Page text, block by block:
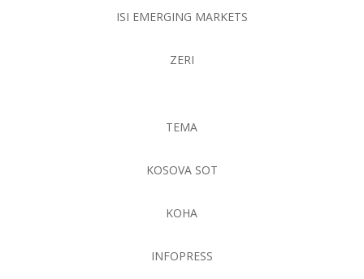
ISI EMERGING MARKETS
ZERI
TEMA
KOSOVA SOT
KOHA
INFOPRESS